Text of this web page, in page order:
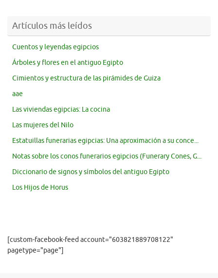
Artículos más leídos
Cuentos y leyendas egipcios
Árboles y flores en el antiguo Egipto
Cimientos y estructura de las pirámides de Guiza
aae
Las viviendas egipcias: La cocina
Las mujeres del Nilo
Estatuillas funerarias egipcias: Una aproximación a su conce...
Notas sobre los conos funerarios egipcios (Funerary Cones, G...
Diccionario de signos y símbolos del antiguo Egipto
Los Hijos de Horus
[custom-facebook-feed account="603821889708122"
pagetype="page"]